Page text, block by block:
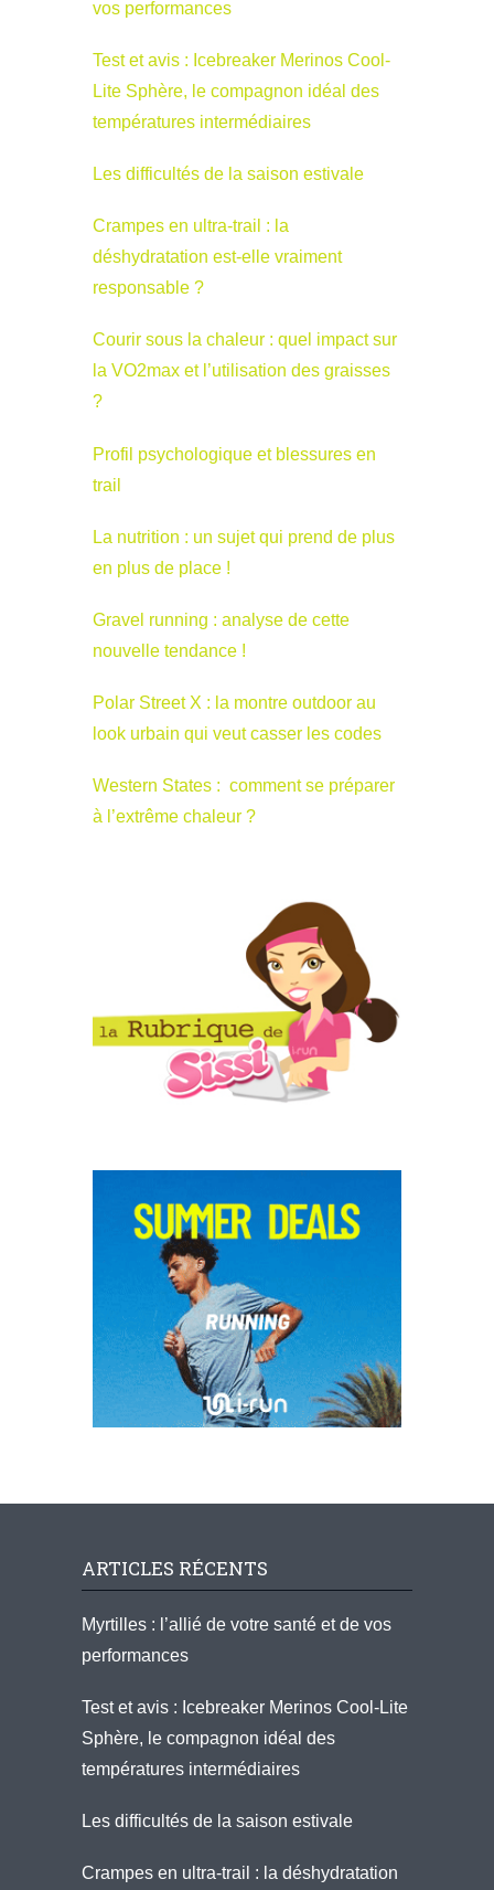
vos performances
Test et avis : Icebreaker Merinos Cool-
Lite Sphère, le compagnon idéal des
températures intermédiaires
Les difficultés de la saison estivale
Crampes en ultra-trail : la
déshydratation est-elle vraiment
responsable ?
Courir sous la chaleur : quel impact sur
la VO2max et l’utilisation des graisses
?
Profil psychologique et blessures en
trail
La nutrition : un sujet qui prend de plus
en plus de place !
Gravel running : analyse de cette
nouvelle tendance !
Polar Street X : la montre outdoor au
look urbain qui veut casser les codes
Western States : comment se préparer
à l’extrême chaleur ?
ARTICLES RÉCENTS
Myrtilles : l’allié de votre santé et de vos
performances
Test et avis : Icebreaker Merinos Cool-Lite
Sphère, le compagnon idéal des
températures intermédiaires
Les difficultés de la saison estivale
Crampes en ultra-trail : la déshydratation